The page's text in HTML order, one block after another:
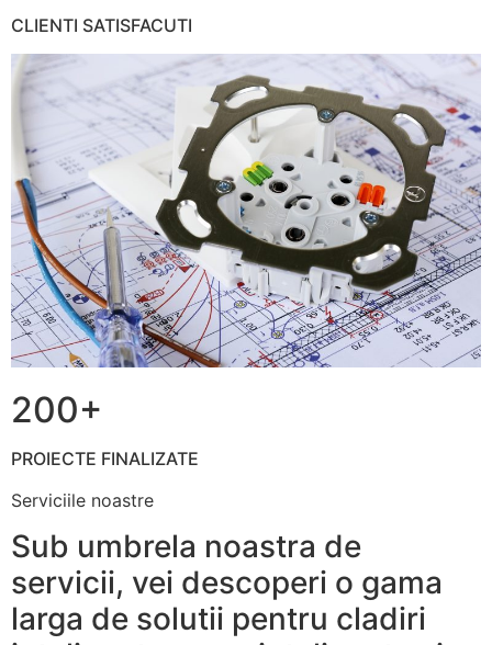
CLIENTI SATISFACUTI
200+
PROIECTE FINALIZATE
Serviciile noastre
Sub umbrela noastra de
servicii, vei descoperi o gama
larga de solutii pentru cladiri